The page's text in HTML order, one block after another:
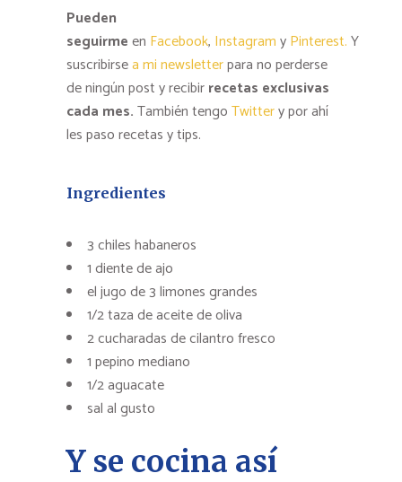
Pueden
seguirmeen Facebook, InstagramyPinterest.Y
suscribirsea mi newsletterpara no perderse
de ningún post y recibirrecetas exclusivas
cada mes.También tengoTwittery por ahí
les paso recetas y tips.
Ingredientes
3 chiles habaneros
1 diente de ajo
el jugo de 3 limones grandes
1/2 taza de aceite de oliva
2 cucharadas de cilantro fresco
1 pepino mediano
1/2 aguacate
sal al gusto
Y se cocina así